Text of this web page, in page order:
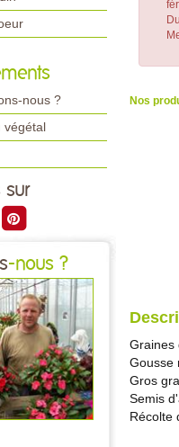
nous ?
végétal
sur
-nous ?
Nos
Graines
Gousse
Gros
Semis
Récolte